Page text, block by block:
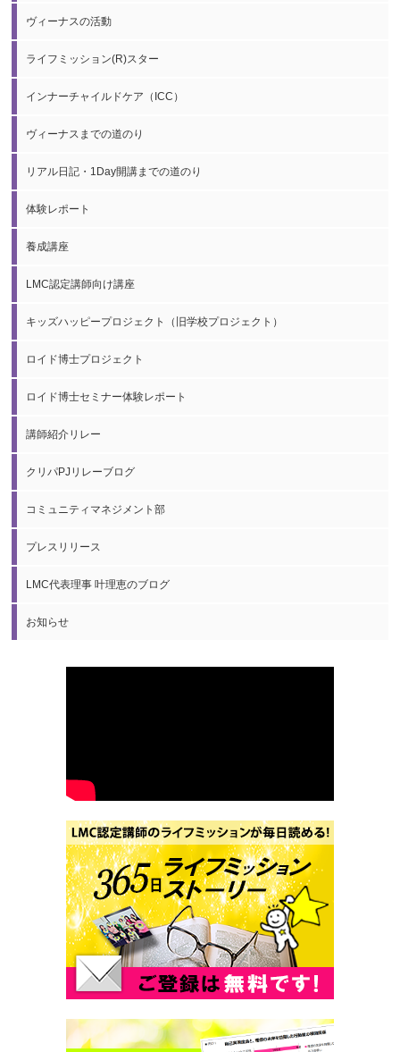
ヴィーナスの活動
ライフミッション(R)スター
インナーチャイルドケア（ICC）
ヴィーナスまでの道のり
リアル日記・1Day開講までの道のり
体験レポート
養成講座
LMC認定講師向け講座
キッズハッピープロジェクト（旧学校プロジェクト）
ロイド博士プロジェクト
ロイド博士セミナー体験レポート
講師紹介リレー
クリパPJリレーブログ
コミュニティマネジメント部
プレスリリース
LMC代表理事 叶理恵のブログ
お知らせ